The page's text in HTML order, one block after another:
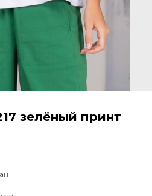
зелёный принт